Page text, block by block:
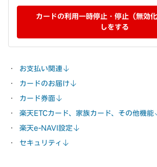
カードの利用一時停止・停止（無効
しをする
お支払い関連
カードのお届け
カード券面
楽天ETCカード、家族カード、その他機能
楽天e-NAVI設定
セキュリティ